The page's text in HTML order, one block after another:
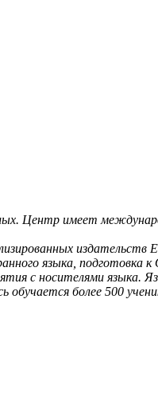
Центр имеет
языка, подготовка
с носителями языка.
обучается более 500